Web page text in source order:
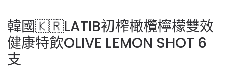
韓國🇰🇷LATIB初榨橄欖檸檬雙效
健康特飲OLIVE LEMON SHOT 6
支